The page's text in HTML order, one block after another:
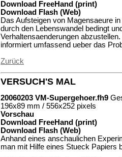
Download FreeHand (print)
Download Flash (Web)
Das Aufsteigen von Magensaeure
durch den Lebenswandel bedingt
Verhaltensaenderungen
informiert umfassend ueber das
Zurück
VERSUCH'S MAL
20060203 VM-Supergehoer.fh9
196x89 mm / 556x252 pixels
Vorschau
Download FreeHand (print)
Download Flash (Web)
Anhand eines anschaulichen
man mit Hilfe eines Stueck Papiers